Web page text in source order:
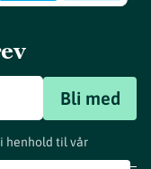
Bli med
henhold til vår